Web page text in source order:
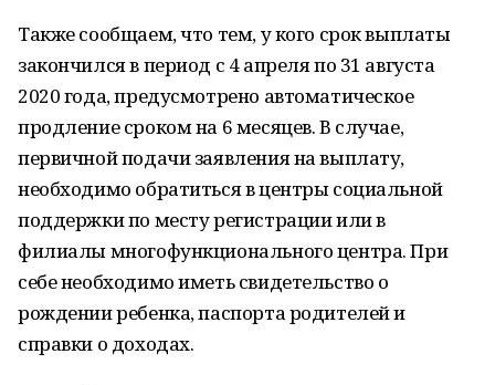
Также сообщаем, что тем, у кого срок выплаты
закончился в период с 4 апреля по 31 августа
2020 года, предусмотрено автоматическое
продление сроком на 6 месяцев. В случае,
первичной подачи заявления на выплату,
необходимо обратиться в центры социальной
поддержки по месту регистрации или в
филиалы многофункционального центра. При
себе необходимо иметь свидетельство о
рождении ребенка, паспорта родителей и
справки о доходах.